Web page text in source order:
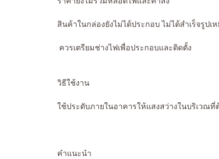
สินค้าในกล่องยังไม่ได้ประกอบ ไม่ได้สำเร็จรูปเ
ควรเตรียมช่างไฟเพื่อประกอบและติดตั้ง
วิธีใช้งาน
ใช้ประดับภายในอาคารให้แสงสว่างในบริเวณที่
คำแนะนำ